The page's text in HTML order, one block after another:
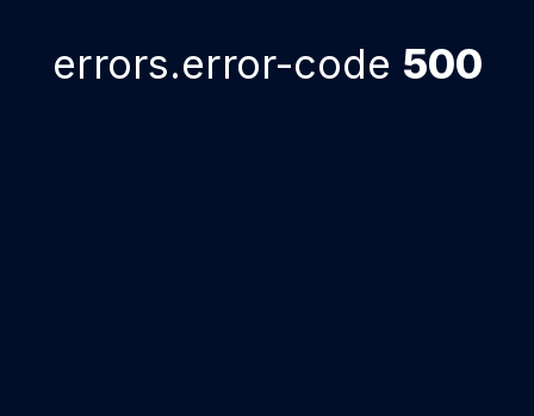
errors.error-code 500